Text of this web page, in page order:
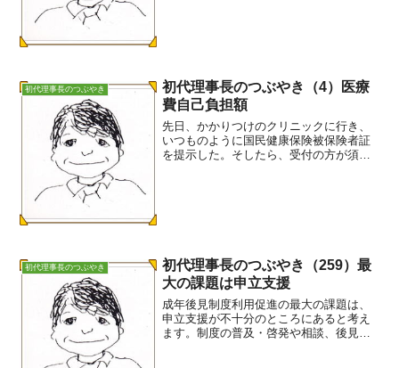
初代理事長のつぶやき
初代理事長のつぶやき（4）医療
費自己負担額
先日、かかりつけのクリニックに行き、
いつものように国民健康保険被保険者証
を提示した。そしたら、受付の方が須田
初代理事長のつぶやき
初代理事長のつぶやき（259）最
大の課題は申立支援
成年後見制度利用促進の最大の課題は、
申立支援が不十分のところにあると考え
ます。制度の普及・啓発や相談、後見人